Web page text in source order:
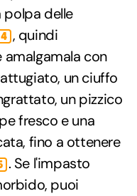
polpa delle
4 , quindi
con
un ciuffo
un pizzico
fresco e una
fino a ottenere
. Se l'impasto
puoi